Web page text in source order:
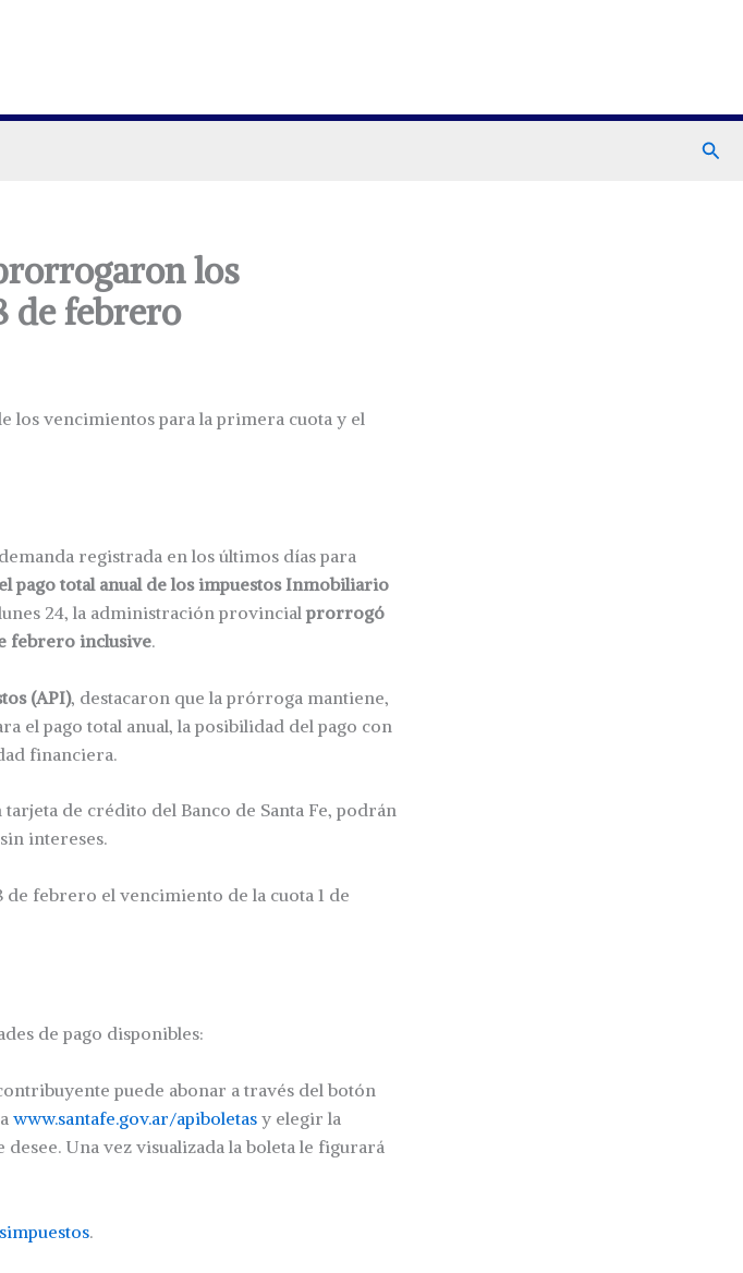
los
de febrero
los vencimientos para la primera cuota y el
registrada en los últimos días para
pago total anual de los impuestos Inmobiliario
24, la administración provincialprorrogó
febrero inclusive.
(API), destacaron que la prórroga mantiene,
el pago total anual, la posibilidad del pago con
financiera.
de crédito del Banco de Santa Fe, podrán
intereses.
febrero el vencimiento de la cuota 1 de
de pago disponibles:
puede abonar a través del botón
www.santafe.gov.ar/apiboletas y elegir la
Una vez visualizada la boleta le figurará
.